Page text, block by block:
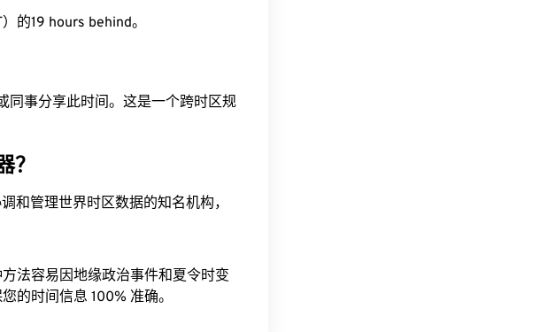
的19 hours behind。
同事分享此时间。这是一个跨时区规
？
和管理世界时区数据的知名机构，
法容易因地缘政治事件和夏令时变
的时间信息 100% 准确。